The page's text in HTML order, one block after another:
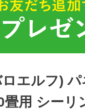
エルフ)
用 シーリ